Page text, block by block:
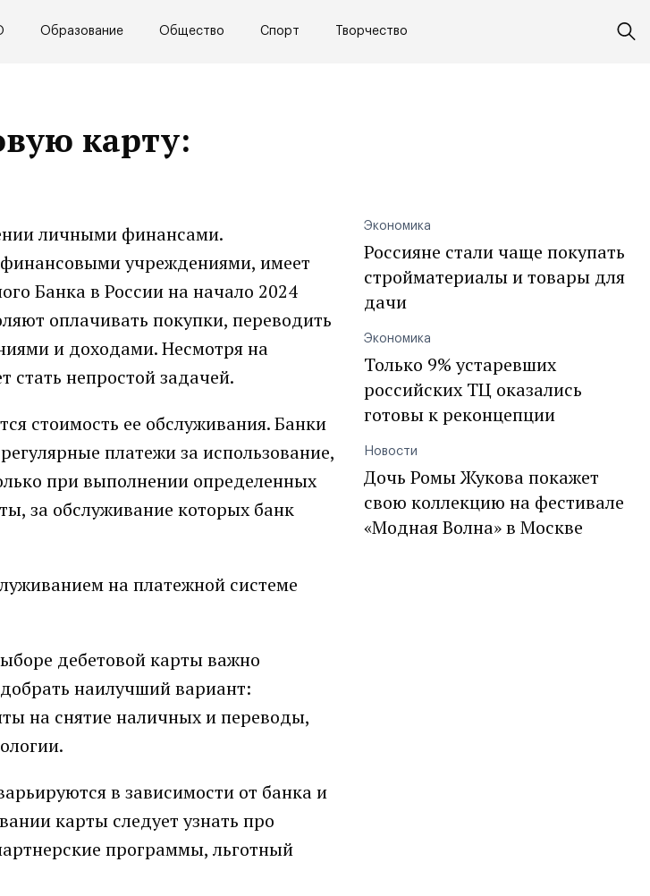
Образование Общество Спорт Творчество
карту:
личными финансами.
учреждениями, имеет
Банка в России на начало 2024
оплачивать покупки, переводить
и доходами. Несмотря на
непростой задачей.
стоимость ее обслуживания. Банки
платежи за использование,
при выполнении определенных
за обслуживание которых банк
на платежной системе
дебетовой карты важно
наилучший вариант:
на снятие наличных и переводы,
в зависимости от банка и
карты следует узнать про
программы, льготный
Экономика
Россияне стали чаще покупать
стройматериалы и товары для
дачи
Экономика
Только 9% устаревших
российских ТЦ оказались
готовы к реконцепции
Новости
Дочь Ромы Жукова покажет
свою коллекцию на фестивале
«Модная Волна» в Москве